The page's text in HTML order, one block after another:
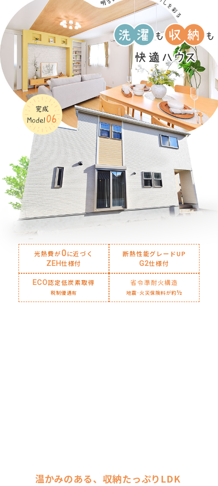
光熱費が0に近づく
ZEH仕様付
断熱性能グレードUP
G2仕様付
ECO認定低炭素取得
税制優遇有
省令準耐火構造
地震·火災保険料が約½
温かみのある、収納たっぷりLDK